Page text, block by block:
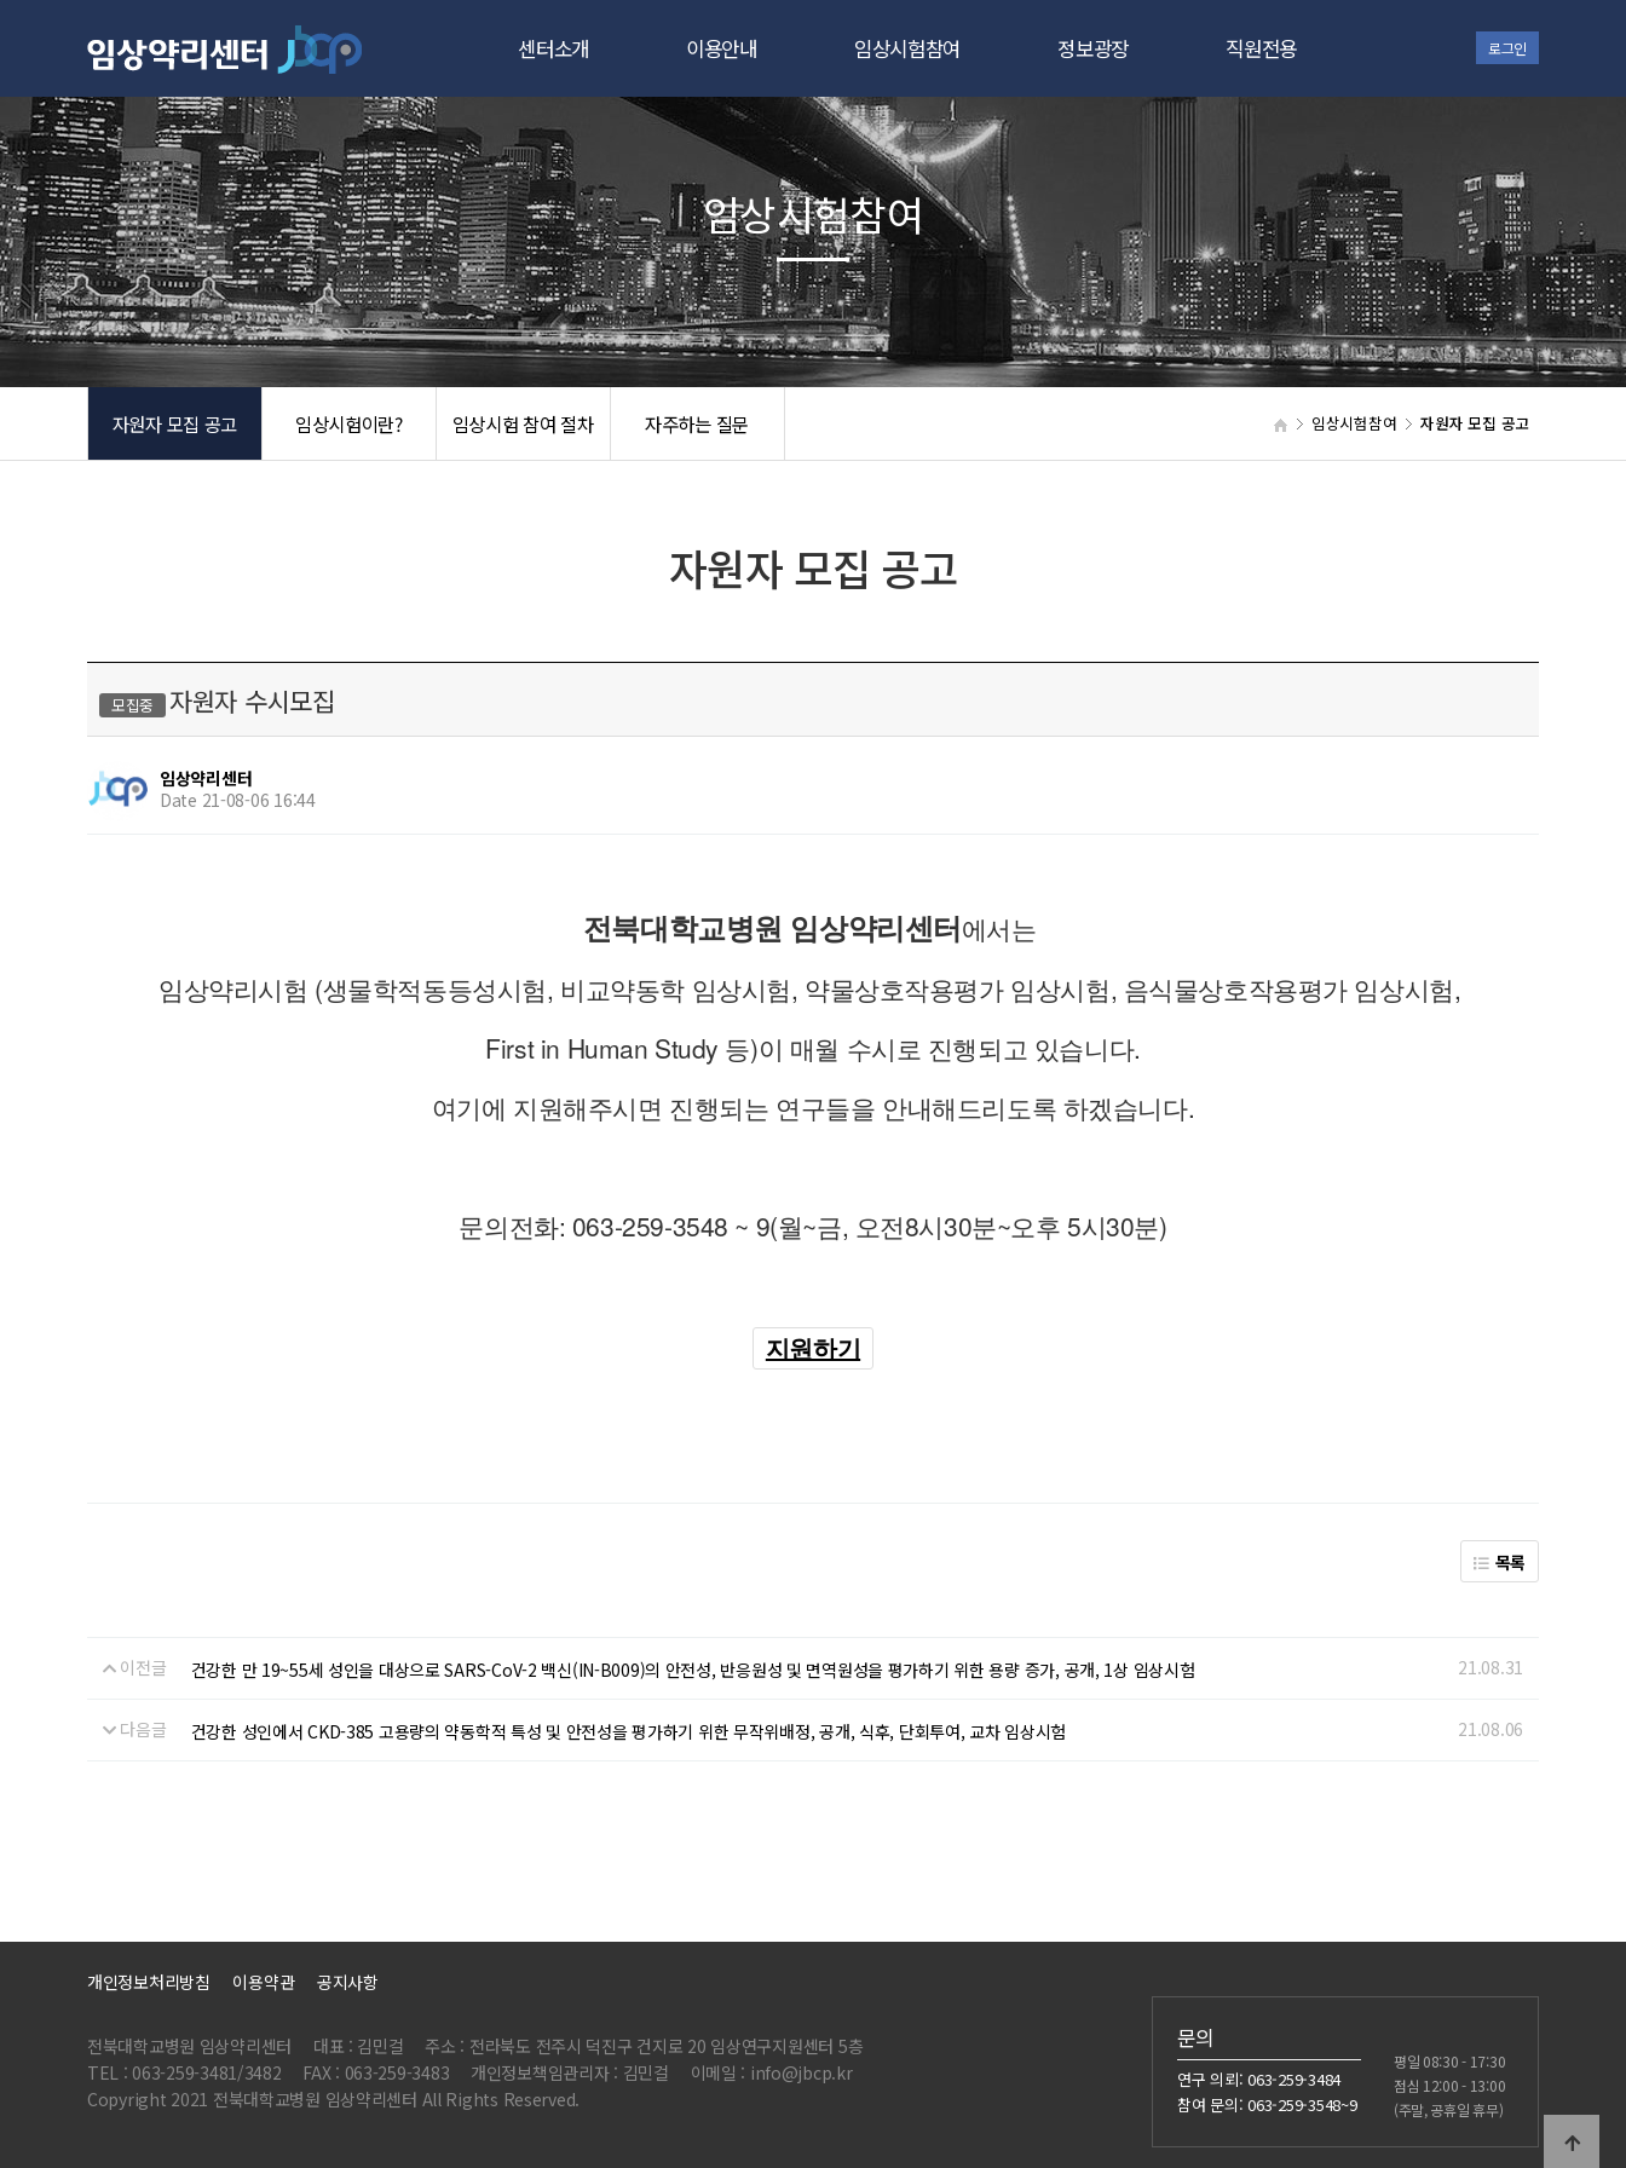
센터소개
인사말
주요연구자
연혁
조직도
성과실적
시설/장비현황
이용안내
임상시험자료관리
임상시험통계분석
연구코디네이터
임상약국
임상시험참여
자원자 모집 공고
임상시험이란?
임상시험 참여 절차
자주하는 질문
정보광장
갤러리
임상시험 in ZEP
직원전용
Office 365
로그인
자원자 모집 공고 임상시험이란? 임상시험 참여 절차 자주하는 질문 임상시험참여 자원자 모집 공고
임상시험참여
자원자 모집 공고
모집중 자원자 수시모집
임상약리센터
Date 21-08-06 16:44
전북대학교병원 임상약리센터에서는
임상약리시험 (생물학적동등성시험, 비교약동학 임상시험, 약물상호작용평가 임상시험, 음식물상호작용평가 임상시험,
First in Human Study 등)이 매월 수시로 진행되고 있습니다.
여기에 지원해주시면 진행되는 연구들을 안내해드리도록 하겠습니다.
문의전화: 063-259-3548 ~ 9(월~금, 오전8시30분~오후 5시30분)
지원하기
목록
이전글 건강한 만 19~55세 성인을 대상으로 SARS-CoV-2 백신(IN-B009)의 안전성, 반응원성 및 면역원성을 평가하기 위한 용량 증가, 공개, 1상 임상시험 21.08.31
다음글 건강한 성인에서 CKD-385 고용량의 약동학적 특성 및 안전성을 평가하기 위한 무작위배정, 공개, 식후, 단회투여, 교차 임상시험 21.08.06
개인정보처리방침 이용약관 공지사항
전북대학교병원 임상약리센터 대표 : 김민걸
주소 : 전라북도 전주시 덕진구 건지로 20 임상연구지원센터 5층
TEL : 063-259-3481/3482
FAX : 063-259-3483 개인정보책임관리자 : 김민걸
이메일 : info@jbcp.kr
Copyright 2021 전북대학교병원 임상약리센터 All Rights Reserved.
문의
연구 의뢰: 063-259-3484
참여 문의: 063-259-3548~9
평일 08:30 - 17:30
점심 12:00 - 13:00
(주말, 공휴일 휴무)